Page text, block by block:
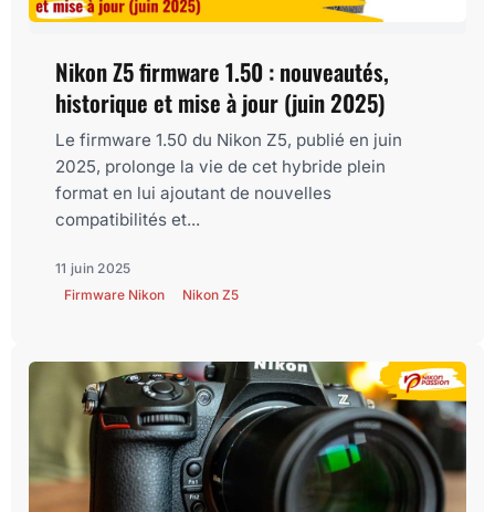
Nikon Z5 firmware 1.50 : nouveautés,
historique et mise à jour (juin 2025)
Le firmware 1.50 du Nikon Z5, publié en juin
2025, prolonge la vie de cet hybride plein
format en lui ajoutant de nouvelles
compatibilités et...
11 juin 2025
Firmware Nikon
Nikon Z5